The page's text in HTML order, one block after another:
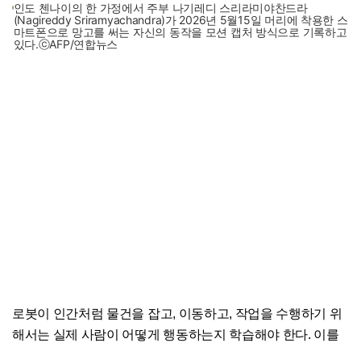
인도 첸나이의 한 가정에서 주부 나기레디 스리라미야찬드라
(Nagireddy Sriramyachandra)가 2026년 5월15일 머리에 착용한 스
마트폰으로 망고를 써는 자신의 동작을 모션 캡처 방식으로 기록하고
있다.ⓒAFP/연합뉴스
로봇이 인간처럼 물건을 잡고, 이동하고, 작업을 수행하기 위
해서는 실제 사람이 어떻게 행동하는지 학습해야 한다. 이를